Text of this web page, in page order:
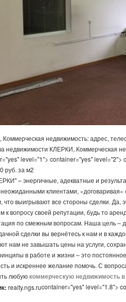
недвижимость: адрес,
недвижимости КЛЕРКИ, Коммерческая
level="1"> container="yes"
руб. за м2
– энергичные, адекватные и
клиентами, «договаривая»
что выигрывают все стороны сделки.
к вопросу своей репутации, будь то
по смежным вопросам. Наша цель –
сделки вы вернётесь к нам и в
нам не завышать цены на услуги,
в работе и жизни – это
и искреннее желание помочь. С
любую коммерческую недвижимость
container="yes" level="1.8">
realty.ngs.ru